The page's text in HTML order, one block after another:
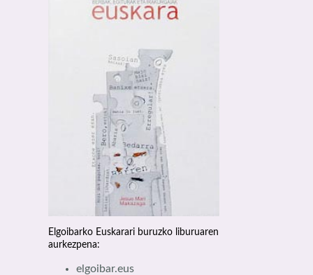
Elgoibarko Euskarari buruzko liburuaren
aurkezpena:
elgoibar.eus